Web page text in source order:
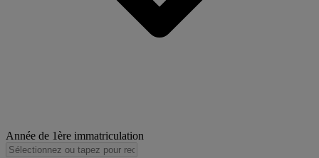
Année de 1ère immatriculation